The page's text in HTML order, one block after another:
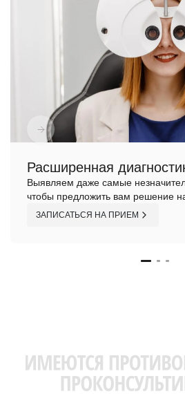
Расширенная
Выявляем даже самые
чтобы предложить вам решение
ЗАПИСАТЬСЯ НА ПРИЕМ